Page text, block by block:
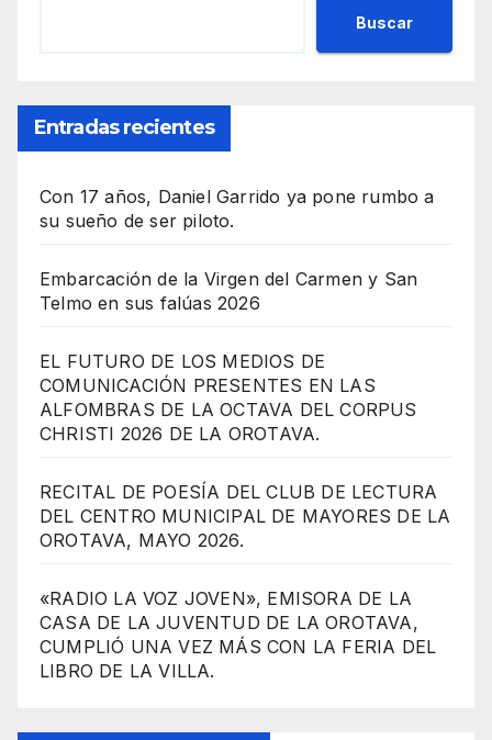
Buscar
Entradas recientes
Con 17 años, Daniel Garrido ya pone rumbo a
su sueño de ser piloto.
Embarcación de la Virgen del Carmen y San
Telmo en sus falúas 2026
EL FUTURO DE LOS MEDIOS DE
COMUNICACIÓN PRESENTES EN LAS
ALFOMBRAS DE LA OCTAVA DEL CORPUS
CHRISTI 2026 DE LA OROTAVA.
RECITAL DE POESÍA DEL CLUB DE LECTURA
DEL CENTRO MUNICIPAL DE MAYORES DE LA
OROTAVA, MAYO 2026.
«RADIO LA VOZ JOVEN», EMISORA DE LA
CASA DE LA JUVENTUD DE LA OROTAVA,
CUMPLIÓ UNA VEZ MÁS CON LA FERIA DEL
LIBRO DE LA VILLA.